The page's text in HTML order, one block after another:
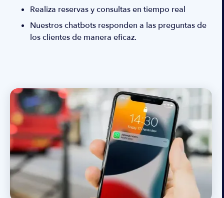
Realiza reservas y consultas en tiempo real
Nuestros chatbots responden a las preguntas de
los clientes de manera eficaz.